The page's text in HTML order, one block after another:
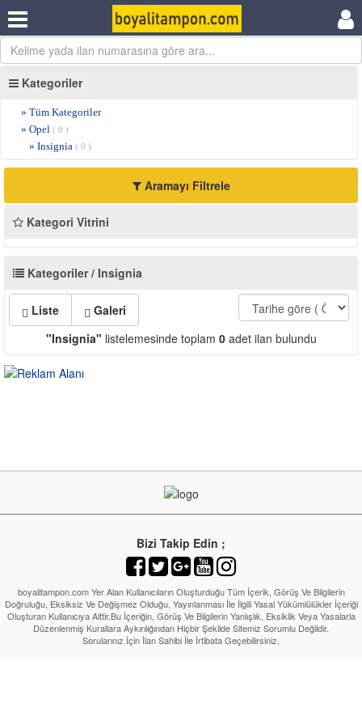
Kategoriler
» Tüm Kategoriler
» Opel ( 0 )
» Insignia ( 0 )
Aramayı Filtrele
Kategori Vitrini
Kategoriler / Insignia
Liste
Galeri
"Insignia" listelemesinde toplam 0adet ilan bulundu
Bizi Takip Edin ;
boyalitampon.com Yer Alan Kullanıcıların Oluşturduğu Tüm İçerik, Görüş Ve Bilgilerin
Doğruluğu, Eksiksiz Ve Değişmez Olduğu, Yayınlanması İle İlgili Yasal Yükümlülükler İçeriği
Oluşturan Kullanıcıya Aittir.Bu İçeriğin, Görüş Ve Bilgilerin Yanlışlık, Eksiklik Veya Yasalarla
Düzenlenmiş Kurallara Aykırılığından Hiçbir Şekilde Sitemiz Sorumlu Değildir.
Sorularınız İçin İlan Sahibi İle İrtibata Geçebilirsiniz.